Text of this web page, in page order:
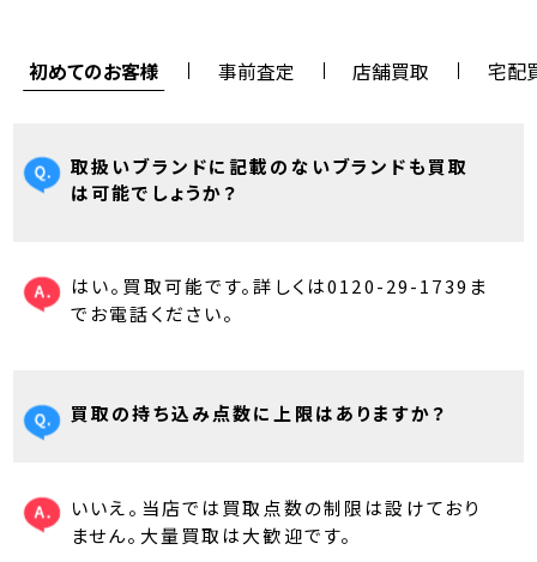
初めてのお客様 事前査定 店舗買取 宅配
取扱いブランドに記載のないブランドも買取
は可能でしょうか？
はい。買取可能です。詳しくは0120-29-1739ま
でお電話ください。
買取の持ち込み点数に上限はありますか？
いいえ。当店では買取点数の制限は設けており
ません。大量買取は大歓迎です。